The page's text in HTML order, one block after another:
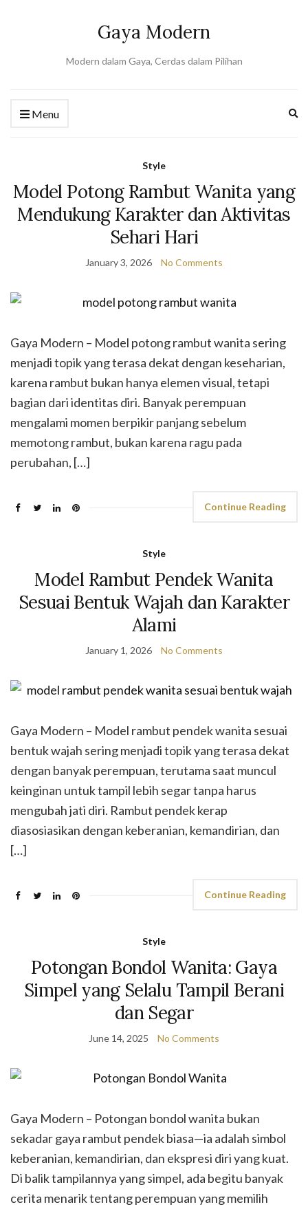
Gaya Modern
Modern dalam Gaya, Cerdas dalam Pilihan
Menu
Style
Model Potong Rambut Wanita yang
Mendukung Karakter dan Aktivitas
Sehari Hari
January 3, 2026 No Comments
Gaya Modern – Model potong rambut wanita sering
menjadi topik yang terasa dekat dengan keseharian,
karena rambut bukan hanya elemen visual, tetapi
bagian dari identitas diri. Banyak perempuan
mengalami momen berpikir panjang sebelum
memotong rambut, bukan karena ragu pada
perubahan, […]
Continue Reading
Style
Model Rambut Pendek Wanita
Sesuai Bentuk Wajah dan Karakter
Alami
January 1, 2026 No Comments
Gaya Modern – Model rambut pendek wanita sesuai
bentuk wajah sering menjadi topik yang terasa dekat
dengan banyak perempuan, terutama saat muncul
keinginan untuk tampil lebih segar tanpa harus
mengubah jati diri. Rambut pendek kerap
diasosiasikan dengan keberanian, kemandirian, dan
[…]
Continue Reading
Style
Potongan Bondol Wanita: Gaya
Simpel yang Selalu Tampil Berani
dan Segar
June 14, 2025 No Comments
Gaya Modern – Potongan bondol wanita bukan
sekadar gaya rambut pendek biasa—ia adalah simbol
keberanian, kemandirian, dan ekspresi diri yang kuat.
Di balik tampilannya yang simpel, ada begitu banyak
cerita menarik tentang perempuan yang memilih